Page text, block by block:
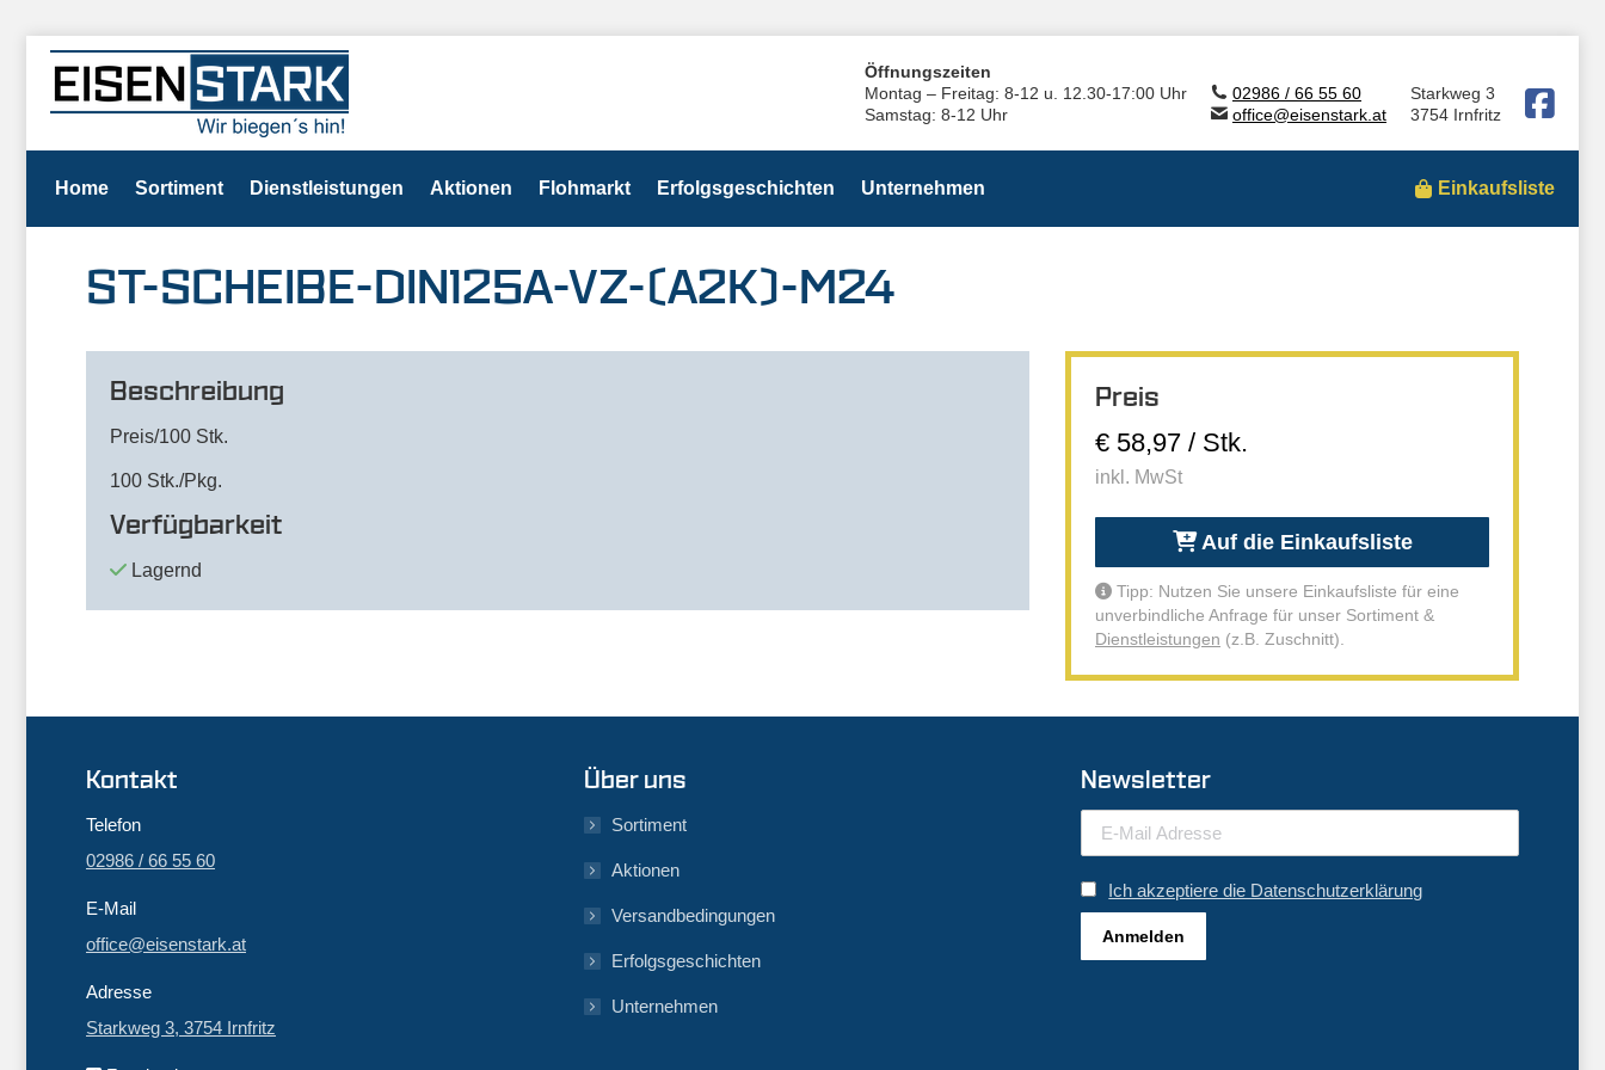
Öffnungszeiten
Montag – Freitag: 8-12 u. 12.30-17:00 Uhr
Samstag: 8-12 Uhr
02986 / 66 55 60
office@eisenstark.at
Starkweg 3
3754 Irnfritz
Home Sortiment Dienstleistungen Aktionen Flohmarkt Erfolgsgeschichten Unternehmen Einkaufsliste
ST-SCHEIBE-DIN125A-VZ-(A2K)-M24
Beschreibung
Preis/100 Stk.
100 Stk./Pkg.
Verfügbarkeit
Lagernd
Preis
€ 58,97 / Stk.
inkl. MwSt
Auf die Einkaufsliste
Tipp: Nutzen Sie unsere Einkaufsliste für eine
unverbindliche Anfrage für unser Sortiment &
Dienstleistungen (z.B. Zuschnitt).
Kontakt
Telefon
02986 / 66 55 60
E-Mail
office@eisenstark.at
Adresse
Starkweg 3, 3754 Irnfritz
Über uns
Sortiment
Aktionen
Versandbedingungen
Erfolgsgeschichten
Unternehmen
Newsletter
Ich akzeptiere die Datenschutzerklärung